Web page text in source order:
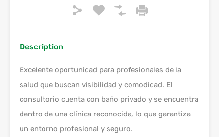
Description
Excelente oportunidad para profesionales de la
salud que buscan visibilidad y comodidad. El
consultorio cuenta con baño privado y se encuentra
dentro de una clínica reconocida, lo que garantiza
un entorno profesional y seguro.